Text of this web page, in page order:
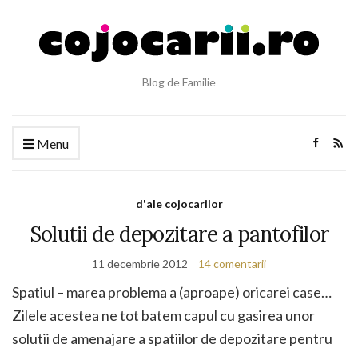
Blog de Familie
Menu
d'ale cojocarilor
Solutii de depozitare a pantofilor
11 decembrie 2012 14 comentarii
Spatiul – marea problema a (aproape) oricarei case…
Zilele acestea ne tot batem capul cu gasirea unor
solutii de amenajare a spatiilor de depozitare pentru